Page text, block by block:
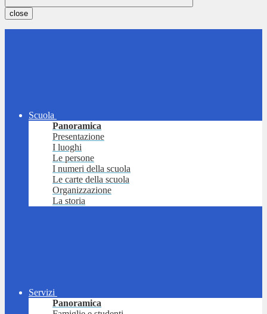
close
Scuola
Panoramica
Presentazione
I luoghi
Le persone
I numeri della scuola
Le carte della scuola
Organizzazione
La storia
Servizi
Panoramica